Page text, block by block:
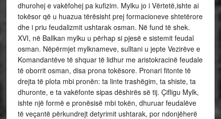
dhurohej e vakëfohej pa kufizim. Mylku jo i Vërtetë,ishte ai
tokësor që u huazua tërësisht prej formacioneve shtetërore
dhe i priu feudalizmit ushtarak osman. Në fund të shek.
XVI, në Ballkan mylku u përhap si pjesë e sistemit feudal
osman. Nëpërmjet mylknameve, sulltani u jepte Vezirëve e
Komandantëve të shquar të lidhur me aristokracinë feudale
të oborrit osman, disa prona tokësore. Pronari fitonte të
drejta të plota mbi pronën: ta linte trashëgim, ta shiste, ta
dhuronte, e ta vakëfonte sipas dëshirës së tij. Çifligu Mylk,
ishte një formë e pronësisë mbi tokën, dhuruar feudalëve
të veçantë përkundrejt detyrimit ushtarak, por ndonjëherë